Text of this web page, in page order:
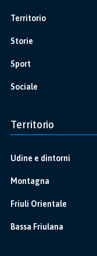
Territorio
Storie
Sport
Sociale
Territorio
Udine e dintorni
Montagna
Friuli Orientale
Bassa Friulana